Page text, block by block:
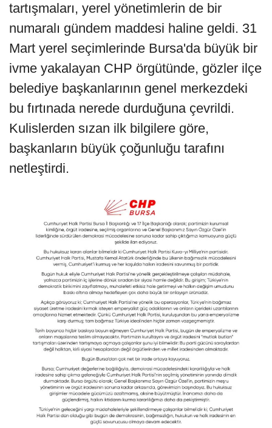
tartışmaları, yerel yönetimlerin de bir
numaralı gündem maddesi haline geldi. 31
Mart yerel seçimlerinde Bursa'da büyük bir
ivme yakalayan CHP örgütünde, gözler ilçe
belediye başkanlarının genel merkezdeki
bu fırtınada nerede durduğuna çevrildi.
Kulislerden sızan ilk bilgilere göre,
başkanların büyük çoğunluğu tarafını
netleştirdi.